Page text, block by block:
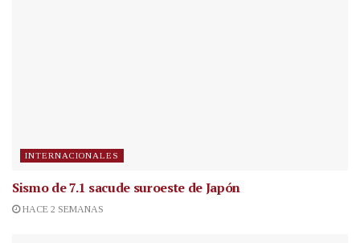
INTERNACIONALES
Sismo de 7.1 sacude suroeste de Japón
HACE 2 SEMANAS